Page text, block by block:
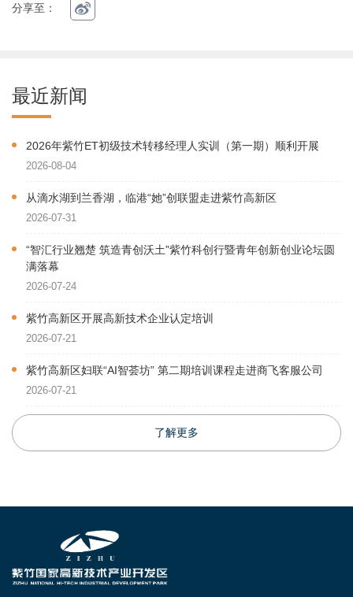
分享至：
最近新闻
2026年紫竹ET初级技术转移经理人实训（第一期）顺利开展
2026-08-04
从滴水湖到兰香湖，临港“她”创联盟走进紫竹高新区
2026-07-31
“智汇行业翘楚 筑造青创沃土”紫竹科创行暨青年创新创业论坛圆
满落幕
2026-07-24
紫竹高新区开展高新技术企业认定培训
2026-07-21
紫竹高新区妇联“AI智荟坊” 第二期培训课程走进商飞客服公司
2026-07-21
了解更多